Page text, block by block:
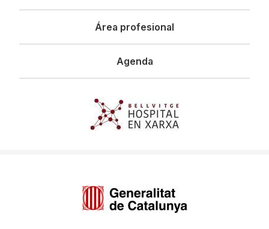
Área profesional
Agenda